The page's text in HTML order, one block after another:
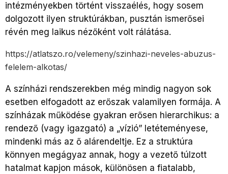
intézményekben történt visszaélés, hogy sosem
dolgozott ilyen struktúrákban, pusztán ismerősei
révén meg laikus nézőként volt rálátása.
https://atlatszo.ro/velemeny/szinhazi-neveles-abuzus-
felelem-alkotas/
A színházi rendszerekben még mindig nagyon sok
esetben elfogadott az erőszak valamilyen formája. A
színházak működése gyakran erősen hierarchikus: a
rendező (vagy igazgató) a „vízió” letéteményese,
mindenki más az ő alárendeltje. Ez a struktúra
könnyen megágyaz annak, hogy a vezető túlzott
hatalmat kapjon mások, különösen a fiatalabb,